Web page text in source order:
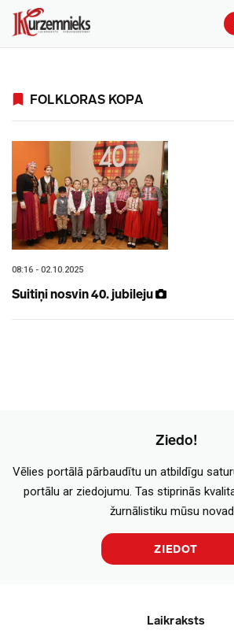
FOLKLORAS KOPA
08:16 - 02.10.2025
Suitiņi nosvin 40. jubileju
Ziedo!
Vēlies portālā pārbaudītu un atbildīgu
portālu ar ziedojumu. Tas stiprinās
žurnālistiku mūsu
ZIEDOT
Laikraksts